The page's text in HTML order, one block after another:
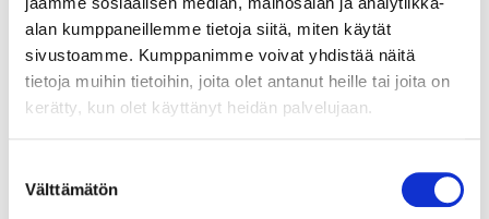
alan kumppaneillemme tietoja siitä, miten käytät
sivustoamme. Kumppanimme voivat yhdistää näitä
tietoja muihin tietoihin, joita olet antanut heille tai joita on
kerätty, kun olet käyttänyt heidän palvelujaan.
valinta
Välttämätön